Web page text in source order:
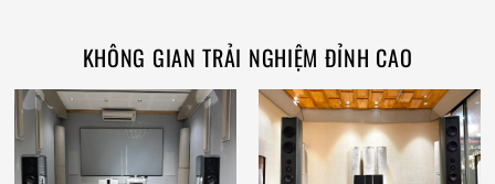
KHÔNG GIAN TRẢI NGHIỆM ĐỈNH CAO